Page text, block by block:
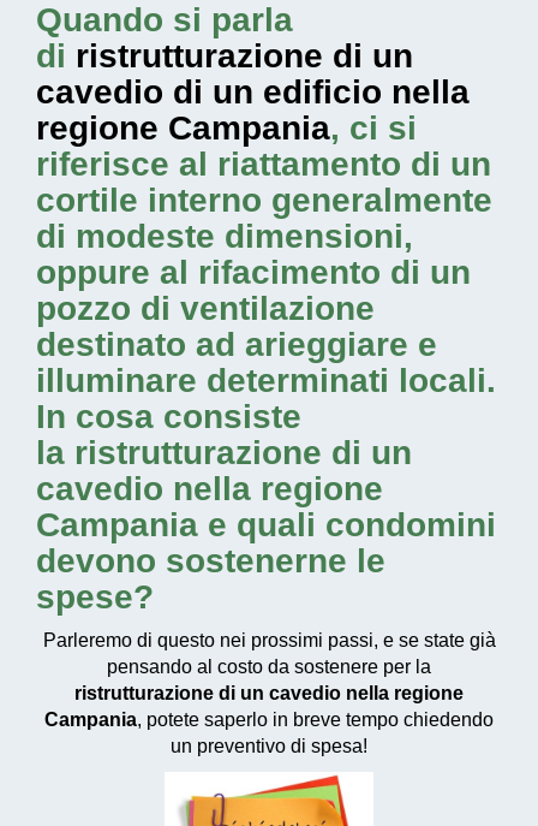
Quando si parla
di ristrutturazione di un
cavedio di un edificio nella
regione Campania, ci si
riferisce al riattamento di un
cortile interno generalmente
di modeste dimensioni,
oppure al rifacimento di un
pozzo di ventilazione
destinato ad arieggiare e
illuminare determinati locali.
In cosa consiste
la ristrutturazione di un
cavedio nella regione
Campania e quali condomini
devono sostenerne le
spese?
Parleremo di questo nei prossimi passi, e se state già
pensando al costo da sostenere per la
ristrutturazione di un cavedio nella regione
Campania, potete saperlo in breve tempo chiedendo
un preventivo di spesa!